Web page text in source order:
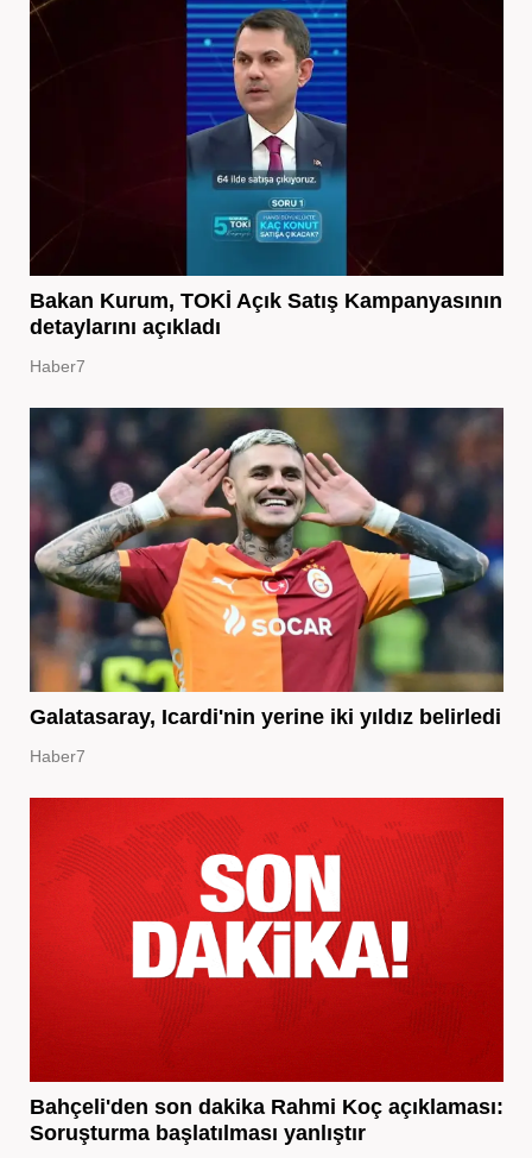
Bakan Kurum, TOKİ Açık Satış Kampanyasının
detaylarını açıkladı
Haber7
Galatasaray, Icardi'nin yerine iki yıldız belirledi
Haber7
Bahçeli'den son dakika Rahmi Koç açıklaması:
Soruşturma başlatılması yanlıştır